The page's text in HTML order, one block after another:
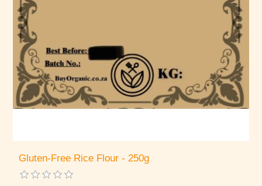
Gluten-Free Rice Flour - 250g